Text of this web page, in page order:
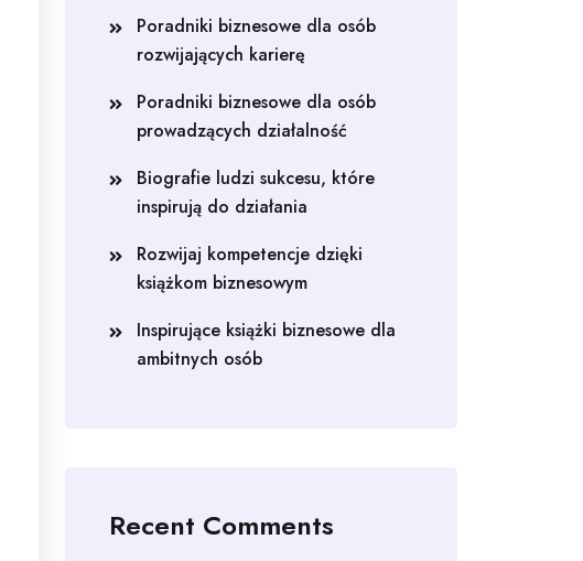
Poradniki biznesowe dla osób
rozwijających karierę
Poradniki biznesowe dla osób
prowadzących działalność
Biografie ludzi sukcesu, które
inspirują do działania
Rozwijaj kompetencje dzięki
książkom biznesowym
Inspirujące książki biznesowe dla
ambitnych osób
Recent Comments